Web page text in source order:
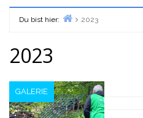
Du bist hier:
2023
2023
GALERIE